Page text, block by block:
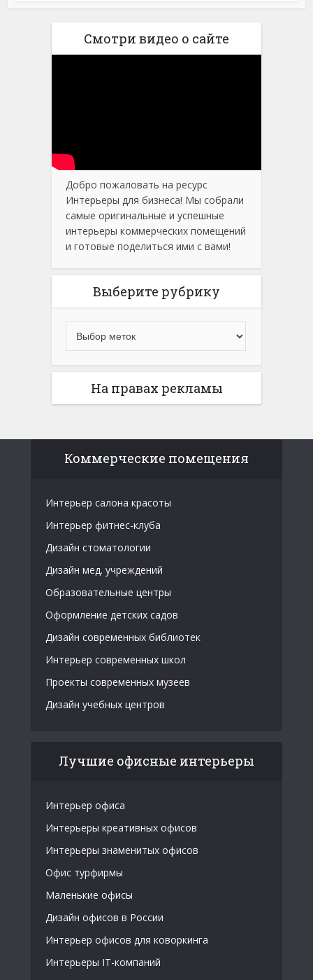
Смотри видео о сайте
Добро пожаловать на ресурс
Интерьеры для бизнеса! Мы собрали
самые оригинальные и успешные
интерьеры коммерческих помещений
и готовые поделиться ими с вами!
Выберите рубрику
На правах рекламы
Коммерческие помещения
Интерьер салона красоты
Интерьер фитнес-клуба
Дизайн стоматологии
Дизайн мед. учреждений
Образовательные центры
Оформление детских садов
Дизайн современных библиотек
Интерьер современных школ
Проекты современных музеев
Дизайн учебных центров
Лучшие офисные интерьеры
Интерьер офиса
Интерьеры креативных офисов
Интерьеры знаменитых офисов
Офис турфирмы
Маленькие офисы
Дизайн офисов в России
Интерьер офисов для коворкинга
Интерьеры IT-компаний